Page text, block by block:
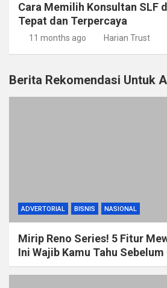
Cara Memilih Konsultan SLF
Tepat dan Terpercaya
11 months ago Harian Trust
Berita Rekomendasi Untuk
ADVERTORIAL BISNIS NASIONAL
Mirip Reno Series! 5 Fitur
Ini Wajib Kamu Tahu